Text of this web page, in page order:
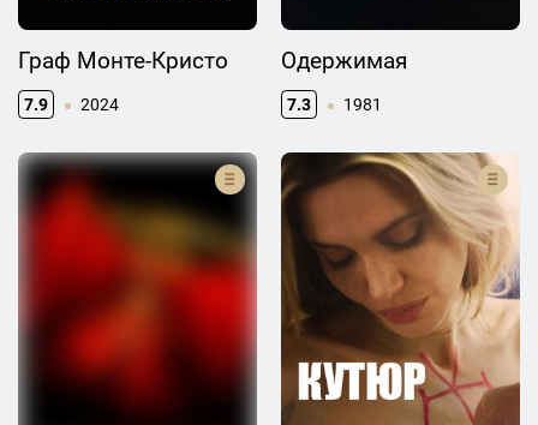
Граф Монте-Кристо
7.9 2024
Одержимая
7.3 1981